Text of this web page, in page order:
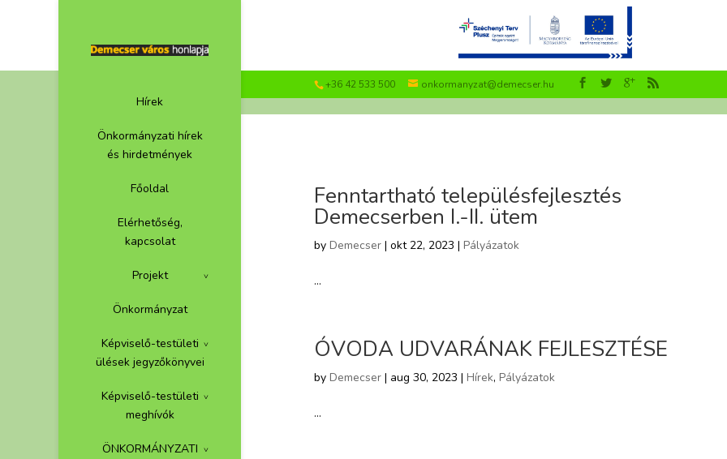
+36 42 533 500 onkormanyzat@demecser.hu
Hírek
Önkormányzati hírek
és hirdetmények
Főoldal
Elérhetőség,
kapcsolat
Projekt
Önkormányzat
Képviselő-testületi
ülések jegyzőkönyvei
Képviselő-testületi
meghívók
ÖNKORMÁNYZATI
Fenntartható településfejlesztés
Demecserben I.-II. ütem
by Demecser | okt 22, 2023 | Pályázatok
...
ÓVODA UDVARÁNAK FEJLESZTÉSE
by Demecser | aug 30, 2023 | Hírek, Pályázatok
...